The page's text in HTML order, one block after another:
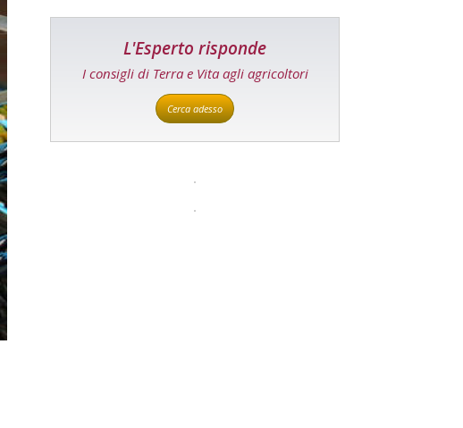
L'Esperto risponde
I consigli di Terra e Vita agli agricoltori
Cerca adesso